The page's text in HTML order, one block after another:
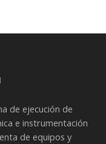
de ejecución de
e instrumentación
de equipos y